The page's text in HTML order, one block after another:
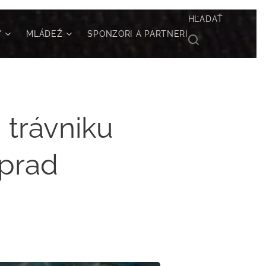
MLÁDEŽ SPONZORI A PARTNERI
HĽADAŤ
trávniku